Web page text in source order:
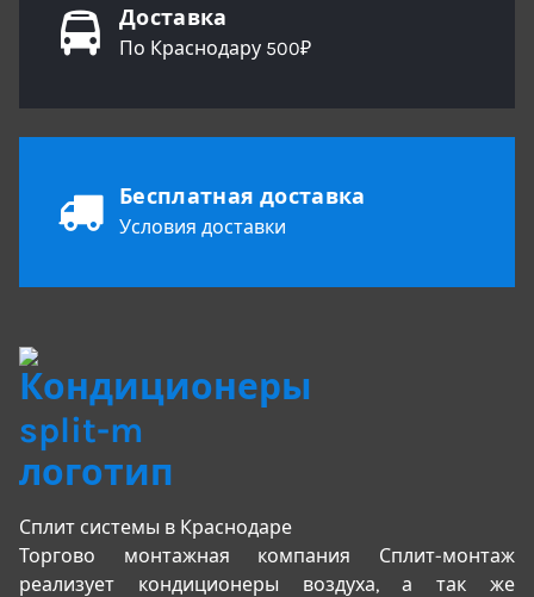
Доставка
По Краснодару 500₽
Бесплатная доставка
Условия доставки
Сплит системы в Краснодаре
Торгово монтажная компания Сплит-монтаж
реализует кондиционеры воздуха, а так же